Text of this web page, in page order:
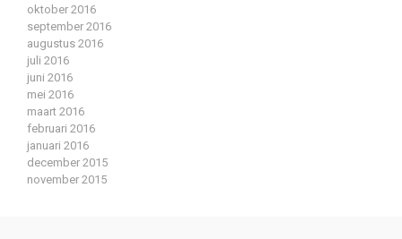
oktober 2016
september 2016
augustus 2016
juli 2016
juni 2016
mei 2016
maart 2016
februari 2016
januari 2016
december 2015
november 2015